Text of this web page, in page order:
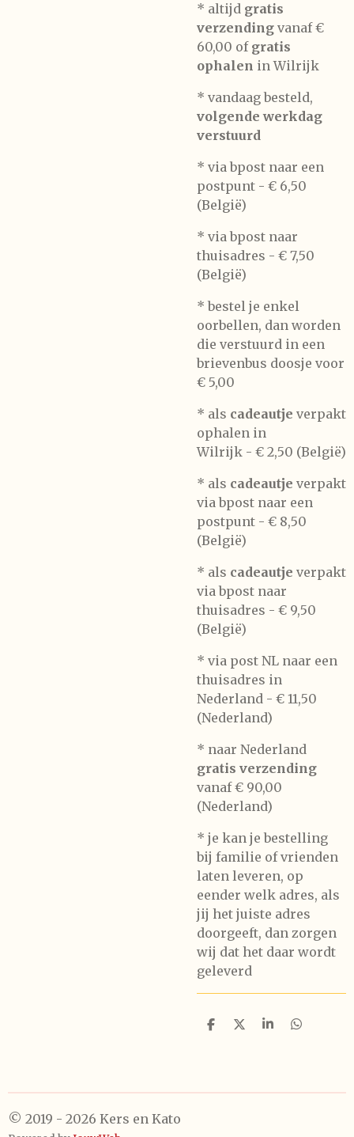
* altijd gratis
verzending vanaf €
60,00 of gratis
ophalen in Wilrijk
* vandaag besteld,
volgende werkdag
verstuurd
* via bpost naar een
postpunt - € 6,50
(België)
* via bpost naar
thuisadres - € 7,50
(België)
* bestel je enkel
oorbellen, dan worden
die verstuurd in een
brievenbus doosje voor
€ 5,00
* als cadeautje verpakt
ophalen in
Wilrijk - € 2,50 (België)
* als cadeautje verpakt
via bpost naar een
postpunt - € 8,50
(België)
* als cadeautje verpakt
via bpost naar
thuisadres - € 9,50
(België)
* via post NL naar een
thuisadres in
Nederland - € 11,50
(Nederland)
* naar Nederland
gratis verzending
vanaf € 90,00
(Nederland)
* je kan je bestelling
bij familie of vrienden
laten leveren, op
eender welk adres, als
jij het juiste adres
doorgeeft, dan zorgen
wij dat het daar wordt
geleverd
D
D
S
D
© 2019 - 2026 Kers en Kato